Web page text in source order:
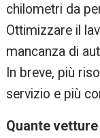
chilometri da
Ottimizzare il
mancanza di
In breve, più
servizio e più
Quante